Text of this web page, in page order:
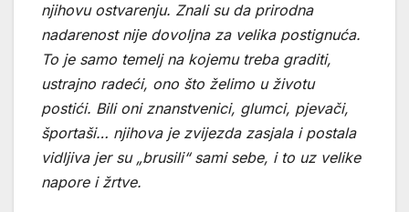
njihovu ostvarenju. Znali su da prirodna
nadarenost nije dovoljna za velika postignuća.
To je samo temelj na kojemu treba graditi,
ustrajno radeći, ono što želimo u životu
postići. Bili oni znanstvenici, glumci, pjevači,
športaši… njihova je zvijezda zasjala i postala
vidljiva jer su „brusili“ sami sebe, i to uz velike
napore i žrtve.